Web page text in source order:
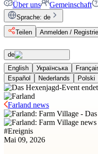
Über uns Gemeinschaft
Sprache: de
Teilen
Anmelden /
de
English
Українська
Español
Nederlands Polski
Farland news
#Ereignis
Mai 09, 2026